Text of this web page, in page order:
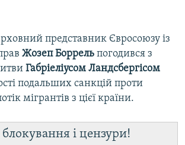
представник Євросоюзу із
Жозеп Боррель погодився з
Габріеліусом Ландсбергісом
подальших санкцій проти
мігрантів з цієї країни.
і цензури!